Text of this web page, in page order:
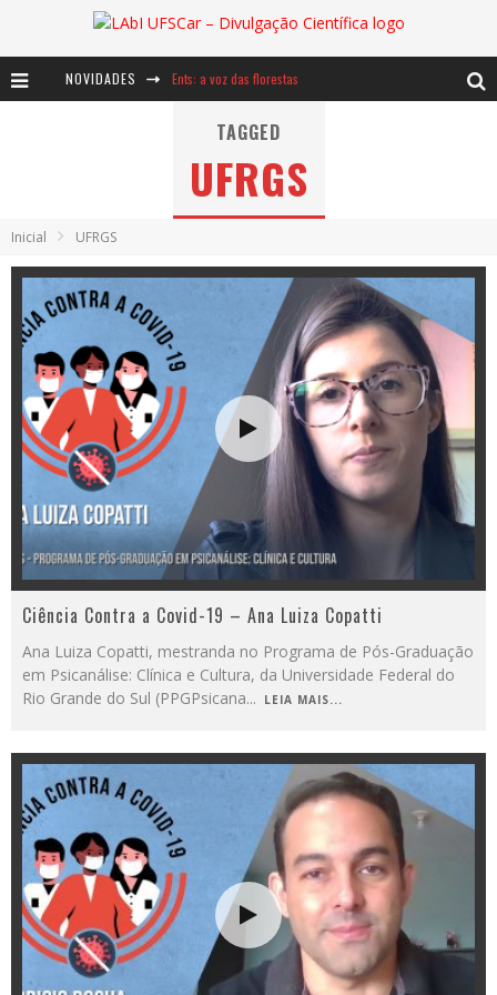
NOVIDADES Ents: a voz das florestas
Notáveis: Bertha Lutz
TAGGED
UFRGS
Inicial UFRGS
Ciência Contra a Covid-19 – Ana Luiza Copatti
Ana Luiza Copatti, mestranda no Programa de Pós-Graduação
em Psicanálise: Clínica e Cultura, da Universidade Federal do
Rio Grande do Sul (PPGPsicana... LEIA MAIS...